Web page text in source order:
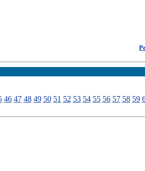
46 47 48 49 50 51 52 53 54 55 56 57 58 59